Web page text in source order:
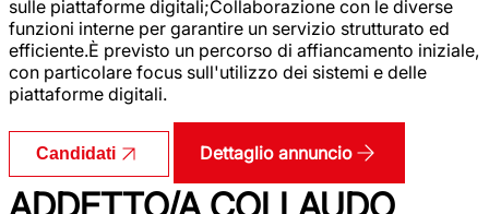
sulle piattaforme digitali;Collaborazione con le diverse
funzioni interne per garantire un servizio strutturato ed
efficiente.È previsto un percorso di affiancamento iniziale,
con particolare focus sull'utilizzo dei sistemi e delle
piattaforme digitali.
Candidati Dettaglio annuncio
ADDETTO/A COLLAUDO